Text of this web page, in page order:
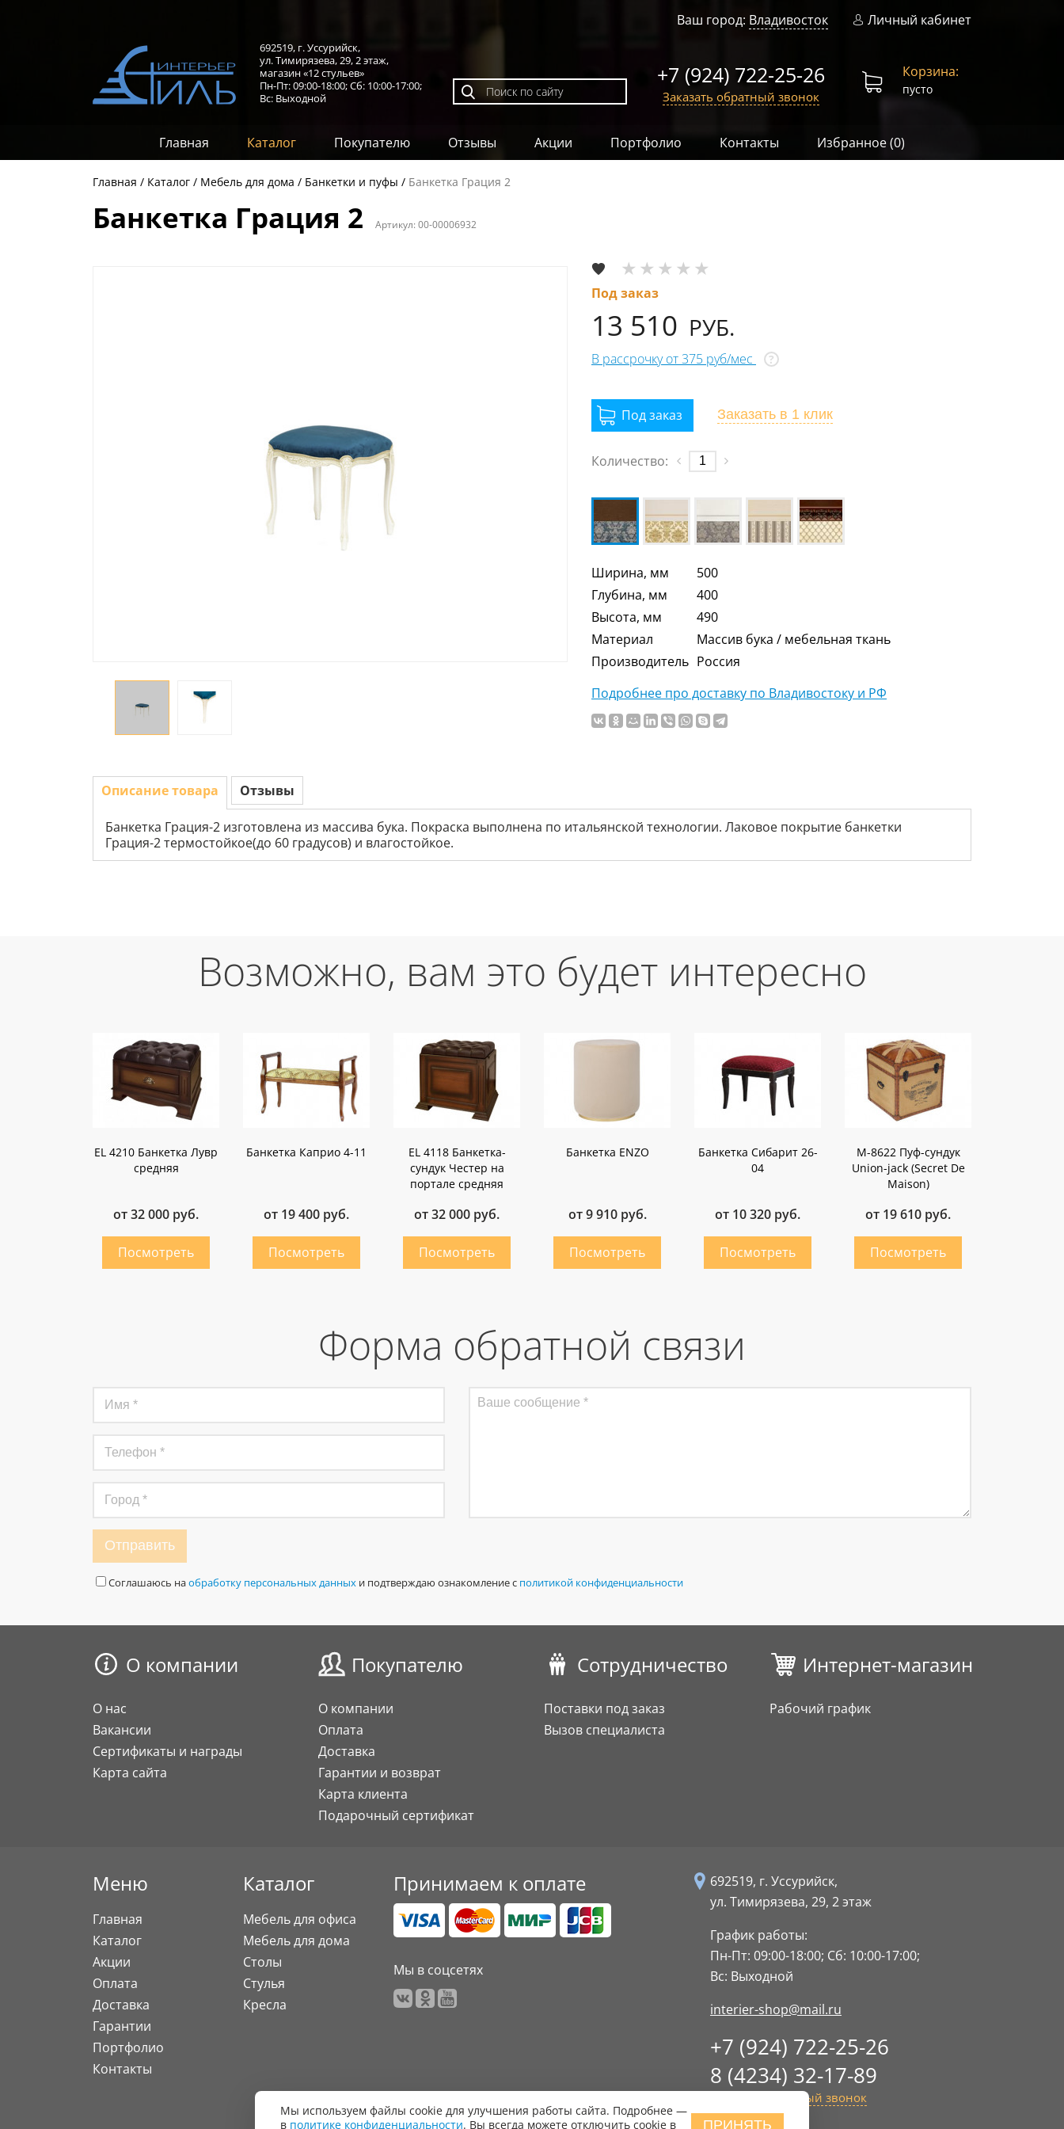
Ваш город: Владивосток Личный кабинет
692519, г. Уссурийск,
ул. Тимирязева, 29,2 этаж,
магазин «12 стульев»
Пн-Пт: 09:00-18:00;Сб: 10:00-17:00;
Вс: Выходной
+7 (924) 722-25-26
Заказать обратный звонок
Корзина:
пусто
Главная Каталог Покупателю Отзывы Акции Портфолио Контакты Избранное (0)
Главная Каталог Мебель для дома Банкетки и пуфы Банкетка Грация 2
Банкетка Грация 2 Артикул:00-00006932
Под заказ
13 510 РУБ.
В рассрочку от 375 руб/мес ?
Заказать в 1 клик
Количество:
Ширина, мм
500
Глубина, мм
400
Высота, мм
490
Материал
Массив бука / мебельная ткань
Производитель Россия
Подробнее про доставку по Владивостоку и РФ
Описание товара Отзывы
Банкетка Грация-2 изготовлена из массива бука. Покраска выполнена по итальянской технологии. Лаковое покрытие банкетки
Грация-2 термостойкое(до 60 градусов) и влагостойкое.
Возможно, вам это будет интересно
EL 4210 Банкетка Лувр
средняя
от 32 000 руб.
Банкетка Каприо 4-11
от 19 400 руб.
EL 4118 Банкетка-
сундук Честер на
портале средняя
от 32 000 руб.
Банкетка ENZO
от 9 910 руб.
Банкетка Сибарит 26-
04
от 10 320 руб.
М-8622 Пуф-сундук
Union-jack (Secret De
Maison)
от 19 610 руб.
Форма обратной связи
Отправить
Соглашаюсь наобработку персональных данных и подтверждаю ознакомление с политикой конфиденциальности
О компании
О нас
Вакансии
Сертификаты и награды
Карта сайта
Покупателю
О компании
Оплата
Доставка
Гарантии и возврат
Карта клиента
Подарочный сертификат
Сотрудничество
Поставки под заказ
Вызов специалиста
Интернет-магазин
Рабочий график
Меню
Главная
Каталог
Акции
Оплата
Доставка
Гарантии
Портфолио
Контакты
Каталог
Мебель для офиса
Мебель для дома
Столы
Стулья
Кресла
Принимаем к оплате
Мы в соцсетях
692519, г. Уссурийск,
ул. Тимирязева, 29, 2 этаж
График работы:
Пн-Пт: 09:00-18:00; Сб: 10:00-17:00;
Вс: Выходной
interier-shop@mail.ru
+7 (924) 722-25-26
8 (4234) 32-17-89
Заказать обратный звонок
Мы используем файлы cookie для улучшения работы сайта. Подробнее —
в политике конфиденциальности. Вы всегда можете отключить cookie в ПРИНЯТЬ